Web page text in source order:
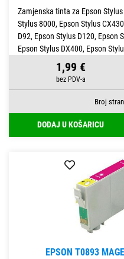
Zamjenska tinta za Epson
Stylus 8000, Epson Stylus
D92, Epson Stylus D120, Epson
Epson Stylus DX400, Epson
1,99 €
Broj
DODAJ U KOŠARICU
EPSON T0893